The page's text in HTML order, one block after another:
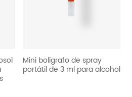
Mini bolígrafo de spray
portátil de 3 ml para alcohol